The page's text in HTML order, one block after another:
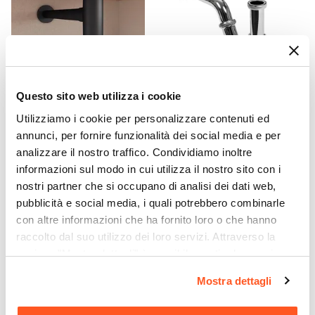
Questo sito web utilizza i cookie
Utilizziamo i cookie per personalizzare contenuti ed
annunci, per fornire funzionalità dei social media e per
analizzare il nostro traffico. Condividiamo inoltre
informazioni sul modo in cui utilizza il nostro sito con i
nostri partner che si occupano di analisi dei dati web,
pubblicità e social media, i quali potrebbero combinarle
con altre informazioni che ha fornito loro o che hanno
raccolto dal suo utilizzo dei loro servizi. Attraverso la
sezione "Mostra dettagli" è possibile gestire le proprie
momento. Per maggiori informazioni si invita a leggere la
nostraCookie Policy.
Mostra dettagli
Rovere gold
Caratteristiche
aperta
Lavabo
Incluso
Tipologia Lavabo
Integrato
Materiale Lavabo
Ceramica
Colore Lavabo
Bianco
Finitura Lavabo
CODICE:SIFTN
Sifone di scarico universale
per lavabi appoggio o
sospesi in ottone nero
opaco
€ 31,00
CODICE:
Sifone per scarico bidet con
attacco standard cromo
€ 19,00